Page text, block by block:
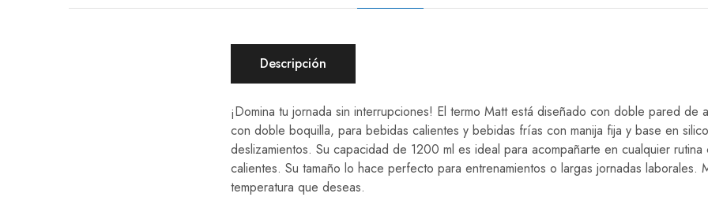
Descripción
¡Domina tu jornada sin interrupciones! El termo Matt está diseñado con doble pared de
con doble boquilla, para bebidas calientes y bebidas frías con manija fija y base en
deslizamientos. Su capacidad de 1200 ml es ideal para acompañarte en cualquier
calientes. Su tamaño lo hace perfecto para entrenamientos o largas jornadas laborales.
temperatura que deseas.